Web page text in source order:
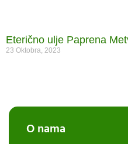
Eterično ulje Paprena
23 Oktobra, 2023
O nama